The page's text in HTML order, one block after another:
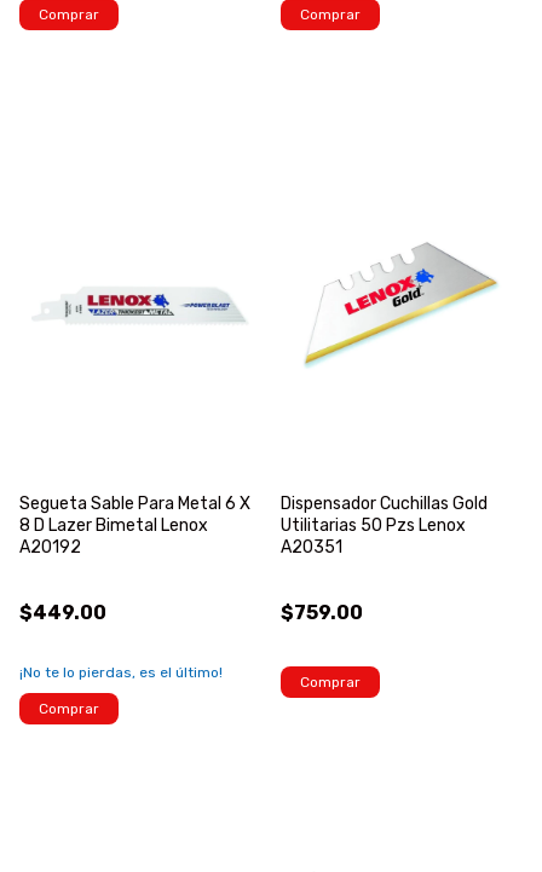
Comprar Comprar
Segueta Sable Para Metal 6 X
8 D Lazer Bimetal Lenox
A20192
$449.00
¡No te lo pierdas, es el último!
Comprar
Dispensador Cuchillas Gold
Utilitarias 50 Pzs Lenox
A20351
$759.00
Comprar